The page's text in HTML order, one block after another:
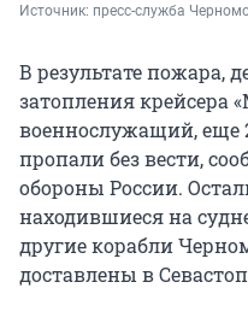
Источник: пресс-служба
В результате пожара,
затопления крейсера
военнослужащий, еще
пропали без вести,
обороны России.
находившиеся на
другие корабли
доставлены в